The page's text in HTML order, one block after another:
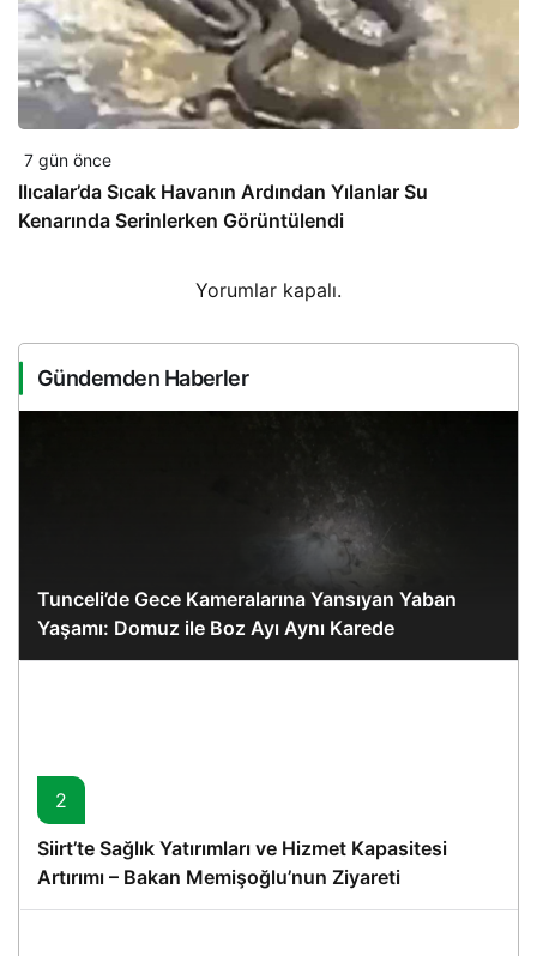
7 gün önce
Ilıcalar’da Sıcak Havanın Ardından Yılanlar Su
Kenarında Serinlerken Görüntülendi
Yorumlar kapalı.
Gündemden Haberler
Tunceli’de Gece Kameralarına Yansıyan Yaban
Yaşamı: Domuz ile Boz Ayı Aynı Karede
2
Siirt’te Sağlık Yatırımları ve Hizmet Kapasitesi
Artırımı – Bakan Memişoğlu’nun Ziyareti